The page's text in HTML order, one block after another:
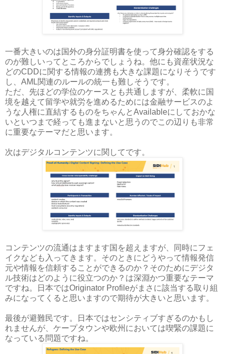
一番大きいのは国外の身分証明書を使って身分確認をする
のが難しいってところからでしょうね。他にも資産状況な
どのCDDに関する情報の連携も大きな課題になりそうです
し、AML関連のルールの統一も難しそうです。
ただ、先ほどの学位のケースとも共通しますが、柔軟に国
境を越えて留学や就労を進めるためには金融サービスのよ
うな人権に直結するものをちゃんとAvailableにしておかな
いといつまで経っても進まないと思うのでこの辺りも非常
に重要なテーマだと思います。
次はデジタルコンテンツに関してです。
コンテンツの流通はますます国を超えますが、同時にフェ
イクなども入ってきます。そのときにどうやって情報発信
元や情報を信頼することができるのか？そのためにデジタ
ル技術はどのように役立つのか？は深淵かつ重要なテーマ
ですね。日本ではOriginator Profileがまさに該当する取り組
みになってくると思いますので期待が大きいと思います。
最後が避難民です。日本ではセンシティブすぎるのかもし
れませんが、ケープタウンや欧州においては喫緊の課題に
なっている問題ですね。